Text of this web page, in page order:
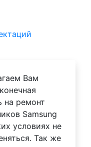
Вам
на ремонт
Samsung
условиях не
Так же